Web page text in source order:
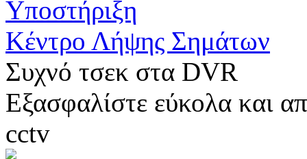
Υποστήριξη
Κέντρο Λήψης Σημάτων
Συχνό τσεκ στα DVR
Εξασφαλίστε εύκολα και
cctv